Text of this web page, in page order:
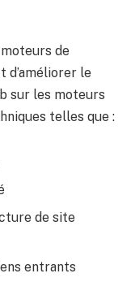
de
d’améliorer le
sur les moteurs
telles que :
de site
entrants